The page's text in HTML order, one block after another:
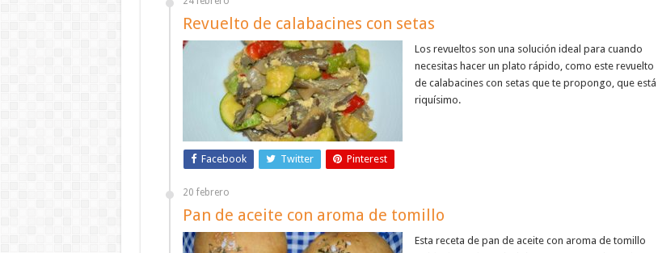
Revuelto de calabacines con setas
Los revueltos son una solución ideal para cuando
necesitas hacer un plato rápido, como este revuelto
de calabacines con setas que te propongo, que está
riquísimo.
Facebook Twitter Pinterest
20 febrero
Pan de aceite con aroma de tomillo
Esta receta de pan de aceite con aroma de tomillo